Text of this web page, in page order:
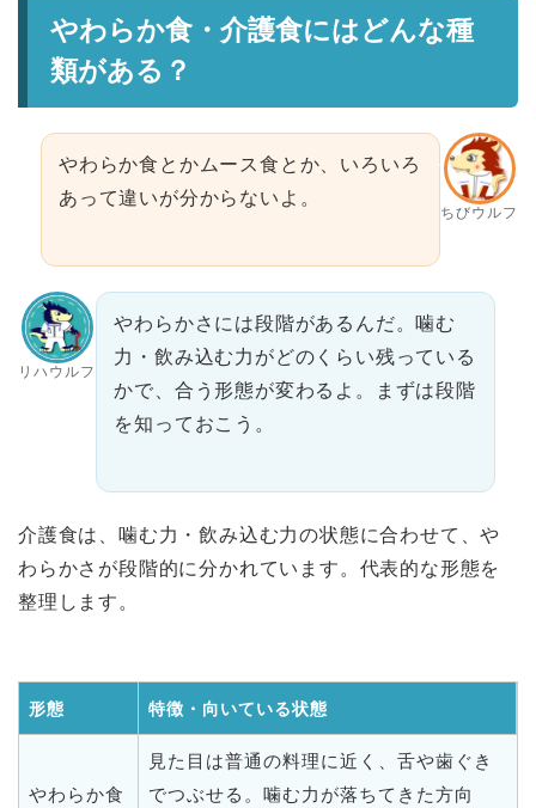
やわらか食・介護食にはどんな種
類がある？
ちびウルフ
やわらか食とかムース食とか、いろいろ
あって違いが分からないよ。
リハウルフ
やわらかさには段階があるんだ。噛む
力・飲み込む力がどのくらい残っている
かで、合う形態が変わるよ。まずは段階
を知っておこう。
介護食は、噛む力・飲み込む力の状態に合わせて、や
わらかさが段階的に分かれています。代表的な形態を
整理します。
形態 特徴・向いている状態
やわらか食
見た目は普通の料理に近く、舌や歯ぐき
でつぶせる。噛む力が落ちてきた方向